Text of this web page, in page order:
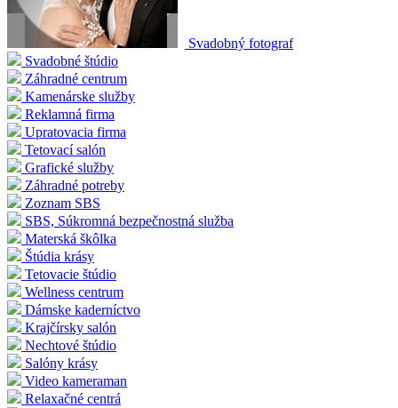
Svadobný fotograf
Svadobné štúdio
Záhradné centrum
Kamenárske služby
Reklamná firma
Upratovacia firma
Tetovací salón
Grafické služby
Záhradné potreby
Zoznam SBS
SBS, Súkromná bezpečnostná služba
Materská škôlka
Štúdia krásy
Tetovacie štúdio
Wellness centrum
Dámske kaderníctvo
Krajčírsky salón
Nechtové štúdio
Salóny krásy
Video kameraman
Relaxačné centrá